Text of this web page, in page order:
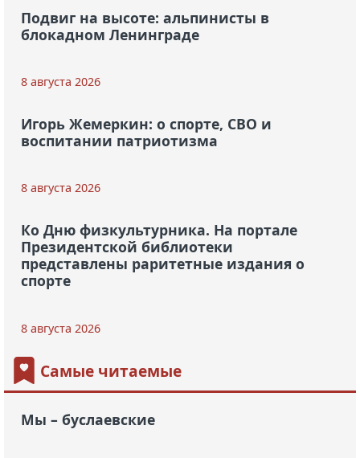
Подвиг на высоте: альпинисты в
блокадном Ленинграде
8 августа 2026
Игорь Жемеркин: о спорте, СВО и
воспитании патриотизма
8 августа 2026
Ко Дню физкультурника. На портале
Президентской библиотеки
представлены раритетные издания о
спорте
8 августа 2026
Самые читаемые
Мы – буслаевские